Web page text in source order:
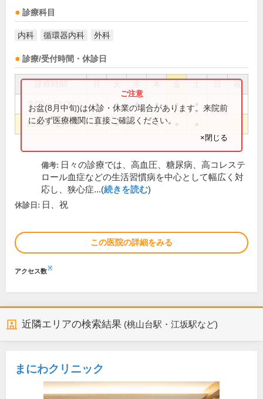
診療科目
内科 循環器内科 外科
診療/受付時間・休診日
祝
9:00～13:00 ● ● ● ● ●
16:00～19:00 ● ● ●
お盆(8月中旬)は休診・休業の場合があります。来院前
に必ず医療機関に直接ご確認ください。
×閉じる
備考: 日々の診療では、高血圧、糖尿病、高コレステ
ロール血症などの生活習慣病を中心として幅広く対
応し、狭心症...(続きを読む)
休診日: 日、祝
この医院の詳細をみる
アクセス数※
近隣エリアの検索結果 (桃山台駅・江坂駅など)
まにわクリニック